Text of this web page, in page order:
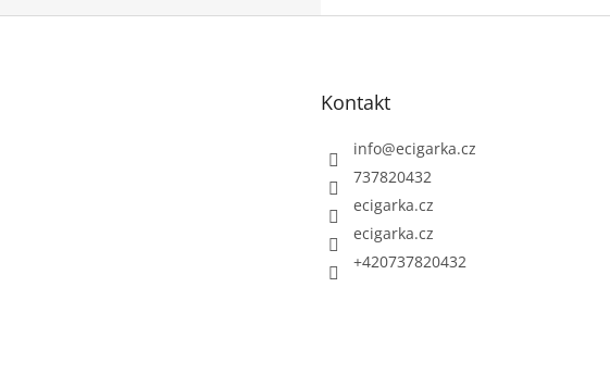
Kontakt
info@ecigarka.cz
737820432
ecigarka.cz
ecigarka.cz
+420737820432